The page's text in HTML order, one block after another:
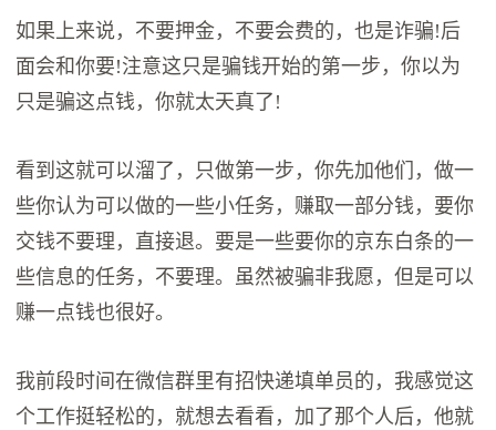
如果上来说，不要押金，不要会费的，也是诈骗!后
面会和你要!注意这只是骗钱开始的第一步，你以为
只是骗这点钱，你就太天真了!
看到这就可以溜了，只做第一步，你先加他们，做一
些你认为可以做的一些小任务，赚取一部分钱，要你
交钱不要理，直接退。要是一些要你的京东白条的一
些信息的任务，不要理。虽然被骗非我愿，但是可以
赚一点钱也很好。
我前段时间在微信群里有招快递填单员的，我感觉这
个工作挺轻松的，就想去看看，加了那个人后，他就